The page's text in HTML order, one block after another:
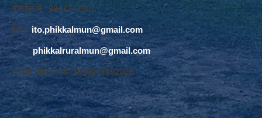
मोवाईल नं. 9843747501
ईमेलः ito.phikkalmun@gmail.com
phikkalruralmun@gmail.com
अडियो नोटिस वोर्डः 1610047692026